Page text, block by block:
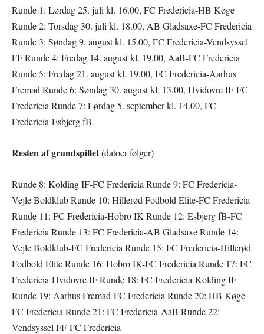
Runde 1: Lørdag 25. juli kl. 16.00, FC Fredericia-HB Køge
Runde 2: Torsdag 30. juli kl. 18.00, AB Gladsaxe-FC Fredericia
Runde 3: Søndag 9. august kl. 15.00, FC Fredericia-Vendsyssel
FF Runde 4: Fredag 14. august kl. 19.00, AaB-FC Fredericia
Runde 5: Fredag 21. august kl. 19.00, FC Fredericia-Aarhus
Fremad Runde 6: Søndag 30. august kl. 13.00, Hvidovre IF-FC
Fredericia Runde 7: Lørdag 5. september kl. 14.00, FC
Fredericia-Esbjerg fB
Resten af grundspillet(datoer følger)
Runde 8: Kolding IF-FC Fredericia Runde 9: FC Fredericia-
Vejle Boldklub Runde 10: Hillerød Fodbold Elite-FC Fredericia
Runde 11: FC Fredericia-Hobro IK Runde 12: Esbjerg fB-FC
Fredericia Runde 13: FC Fredericia-AB Gladsaxe Runde 14:
Vejle Boldklub-FC Fredericia Runde 15: FC Fredericia-Hillerød
Fodbold Elite Runde 16: Hobro IK-FC Fredericia Runde 17: FC
Fredericia-Hvidovre IF Runde 18: FC Fredericia-Kolding IF
Runde 19: Aarhus Fremad-FC Fredericia Runde 20: HB Køge-
FC Fredericia Runde 21: FC Fredericia-AaB Runde 22:
Vendsyssel FF-FC Fredericia